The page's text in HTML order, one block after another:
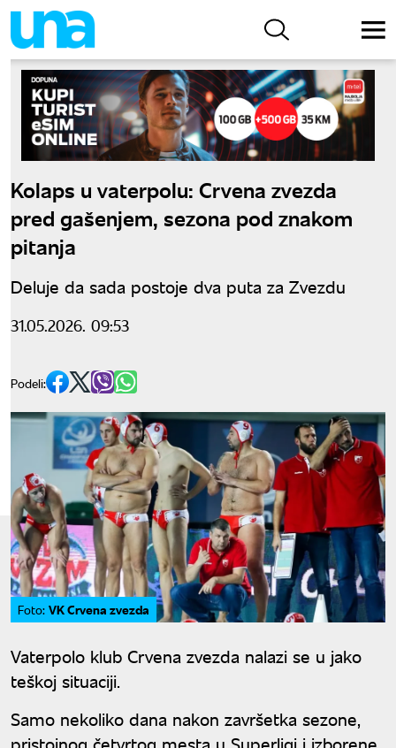
Kolaps u vaterpolu: Crvena zvezda
pred gašenjem, sezona pod znakom
pitanja
Deluje da sada postoje dva puta za Zvezdu
31.05.2026. 09:53
Podeli:
Foto: VK Crvena zvezda
Vaterpolo klub Crvena zvezda nalazi se u jako
teškoj situaciji.
Samo nekoliko dana nakon završetka sezone,